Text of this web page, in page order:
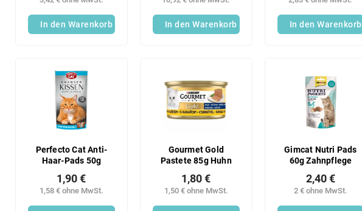
In den Warenkorb In den Warenkorb In den Warenkorb
Perfecto Cat Anti-
Haar-Pads 50g
1,58 € ohne MwSt.
1,90 €
Gourmet Gold
Pastete 85g Huhn
1,50 € ohne MwSt.
1,80 €
Gimcat Nutri Pads
60g Zahnpflege
2 € ohne MwSt.
2,40 €